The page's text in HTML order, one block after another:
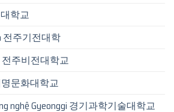
대학교
전주기전대학
전주비전대학교
명문화대학교
nghệ Gyeonggi 경기과학기술대학교